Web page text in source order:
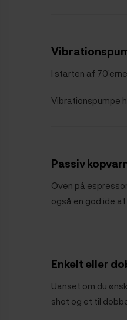
I starten af
Vibrationspumpe
Passiv
Oven på
også en god ide
Enkelt eller
Uanset om du
shot og et til